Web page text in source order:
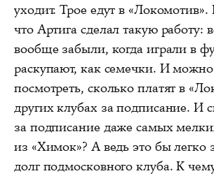
уходит. Трое едут в «Локомотив».
что Артига сделал такую работу:
вообще забыли, когда играли в
раскупают, как семечки. И
посмотреть, сколько платят в
других клубах за подписание. И
за подписание даже самых
из «Химок»? А ведь это бы легко
долг подмосковного клуба. К